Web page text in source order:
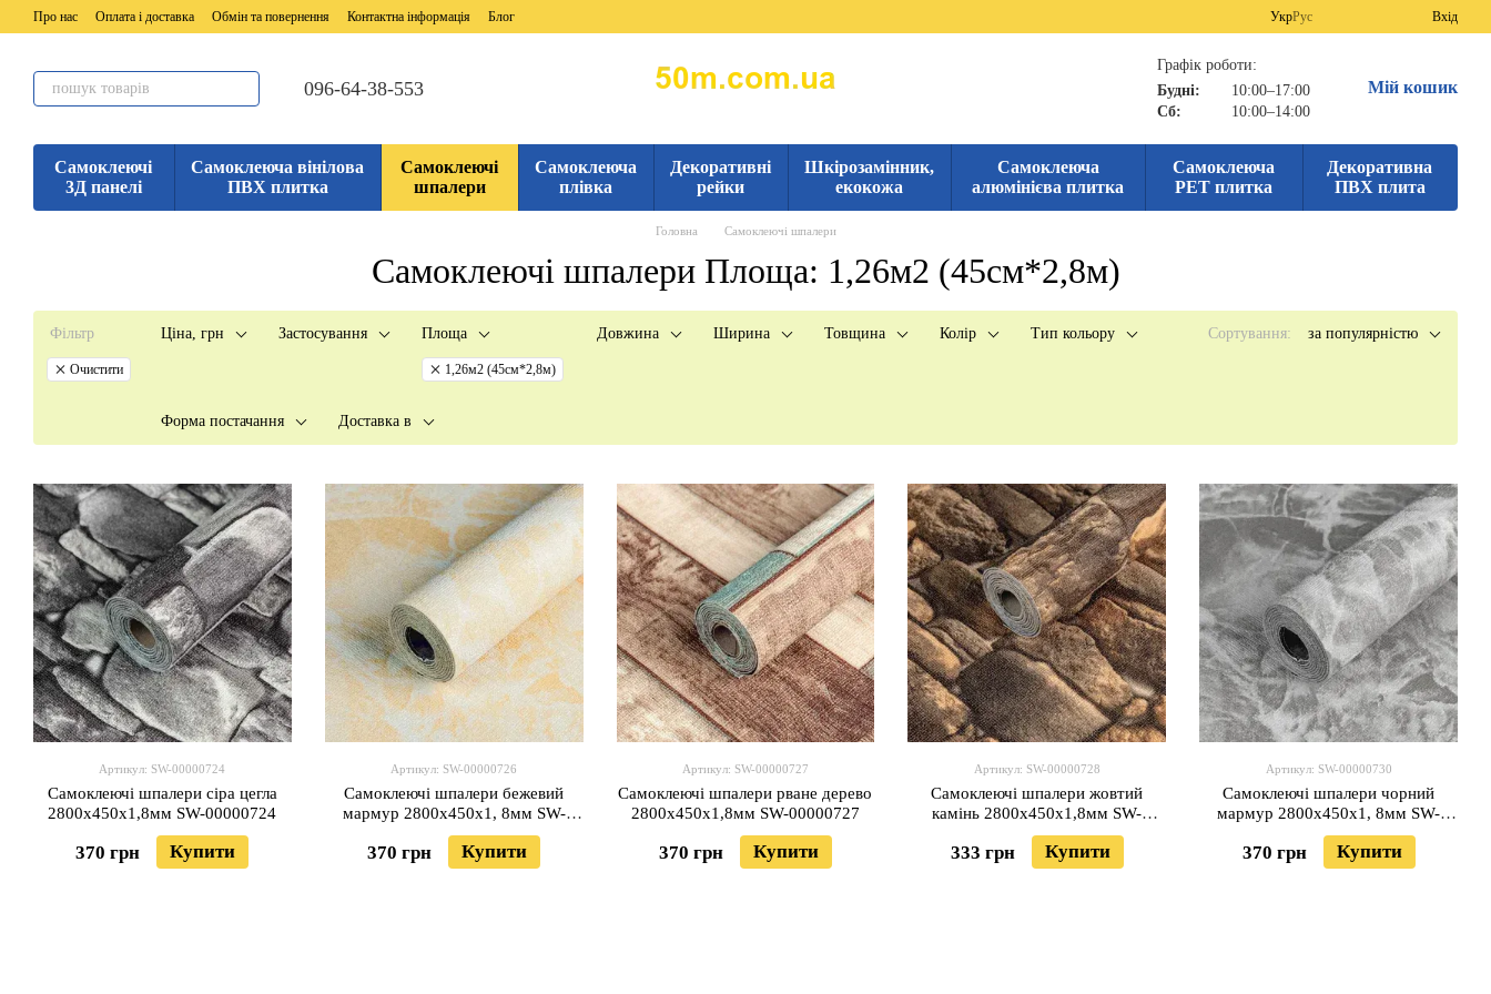
Перейти до основного контенту
Про нас Оплата і доставка Обмін та повернення Контактна інформація Блог УкрРус Вхід
096-64-38-553
Графік роботи:
Будні:
10:00–17:00
Сб:
10:00–14:00
Мій кошик
Самоклеючі
3Д панелі
Самоклеюча вінілова
ПВХ плитка
Самоклеючі
шпалери
Самоклеюча
плівка
Декоративні
рейки
Шкірозамінник,
екокожа
Самоклеюча
алюмінієва плитка
Самоклеюча
PET плитка
Декоративна
ПВХ плита
Головна Самоклеючі шпалери
Самоклеючі шпалери Площа: 1,26м2 (45см*2,8м)
Фільтр
Очистити
Ціна, грн Застосування Площа
1,26м2 (45см*2,8м)
Довжина Ширина Товщина Колір Тип кольору
Форма постачання Доставка в
Сортування: за популярністю
Артикул: SW-00000724
Самоклеючі шпалери сіра цегла
2800х450х1,8мм SW-00000724
370 грн Купити
Артикул: SW-00000726
Самоклеючі шпалери бежевий
мармур 2800х450х1, 8мм SW-
00000726
370 грн Купити
Артикул: SW-00000727
Самоклеючі шпалери рване дерево
2800х450х1,8мм SW-00000727
370 грн Купити
Артикул: SW-00000728
Самоклеючі шпалери жовтий
камінь 2800х450х1,8мм SW-
00000728
333 грн Купити
Артикул: SW-00000730
Самоклеючі шпалери чорний
мармур 2800х450х1, 8мм SW-
00000730
370 грн Купити